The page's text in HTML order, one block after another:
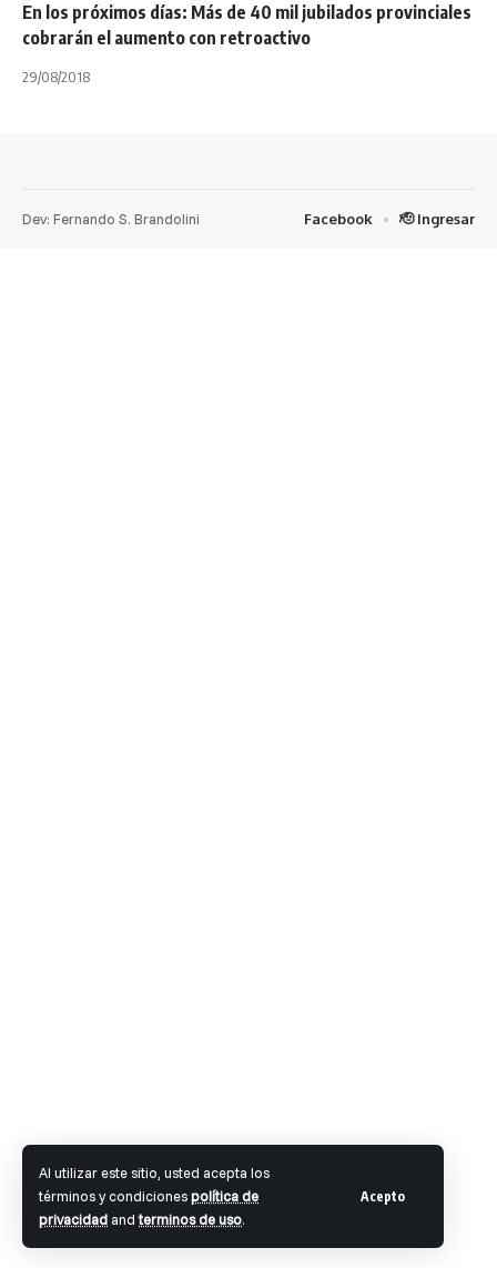
Al utilizar este sitio, usted acepta los
términos y condicionespolítica de
privacidad andterminos de uso.
Acepto
En los próximos días: Más de 40 mil jubilados provinciales
cobrarán el aumento con retroactivo
29/08/2018
Dev: Fernando S. Brandolini Facebook 🫡 Ingresar